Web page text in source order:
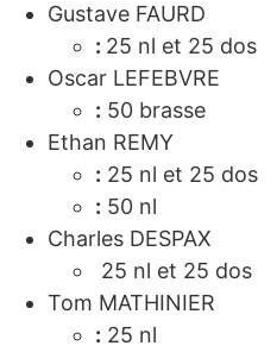
Gustave FAURD
: 25 nl et 25 dos
Oscar LEFEBVRE
: 50 brasse
Ethan REMY
: 25 nl et 25 dos
: 50 nl
Charles DESPAX
25 nl et 25 dos
Tom MATHINIER
: 25 nl